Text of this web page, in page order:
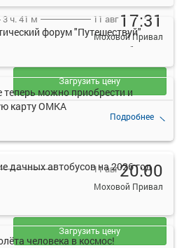
3 ч. 41 м 11 авг 17:31
Моховой Привал
Подробнее
Загрузить цену
11 авг20:00
Моховой Привал
Загрузить цену
форум "Путешествуй"
можно приобрести и
карту ОМКА
дачных автобусов на 2026 год
человека в космос!